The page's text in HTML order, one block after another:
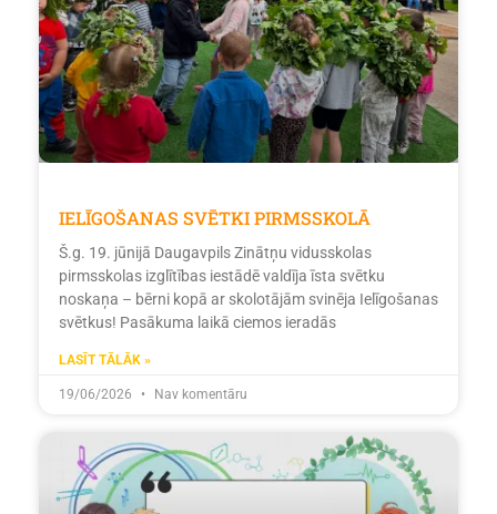
IELĪGOŠANAS SVĒTKI PIRMSSKOLĀ
Š.g. 19. jūnijā Daugavpils Zinātņu vidusskolas
pirmsskolas izglītības iestādē valdīja īsta svētku
noskaņa – bērni kopā ar skolotājām svinēja Ielīgošanas
svētkus! Pasākuma laikā ciemos ieradās
LASĪT TĀLĀK »
19/06/2026 Nav komentāru